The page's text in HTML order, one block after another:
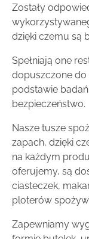
Zostały
dzięki czemu są
Spełniają one
dopuszczone
podstawie
bezpieczeństwo.
Nasze tusze
zapach, dzięki
na każdym
oferujemy, są
ciasteczek,
ploterów
Zapewniamy